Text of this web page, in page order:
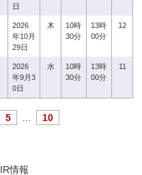
日
2026
年10月
29日
木
10時
30分
13時
00分
12
2026
年9月3
0日
水
10時
30分
13時
00分
11
5 10
IR情報